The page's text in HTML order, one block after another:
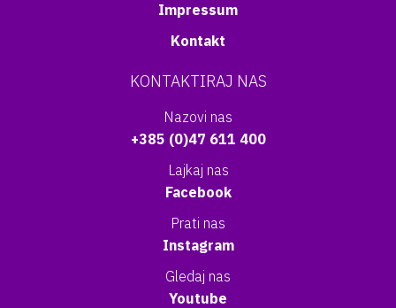
Impressum
Kontakt
KONTAKTIRAJ NAS
Nazovi nas
+385 (0)47 611 400
Lajkaj nas
Facebook
Prati nas
Instagram
Gledaj nas
Youtube